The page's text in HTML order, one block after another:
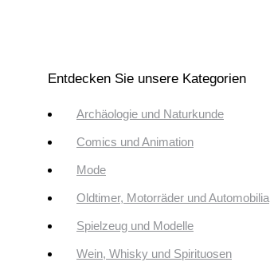
Entdecken Sie unsere Kategorien
Archäologie und Naturkunde
Comics und Animation
Mode
Oldtimer, Motorräder und Automobilia
Spielzeug und Modelle
Wein, Whisky und Spirituosen